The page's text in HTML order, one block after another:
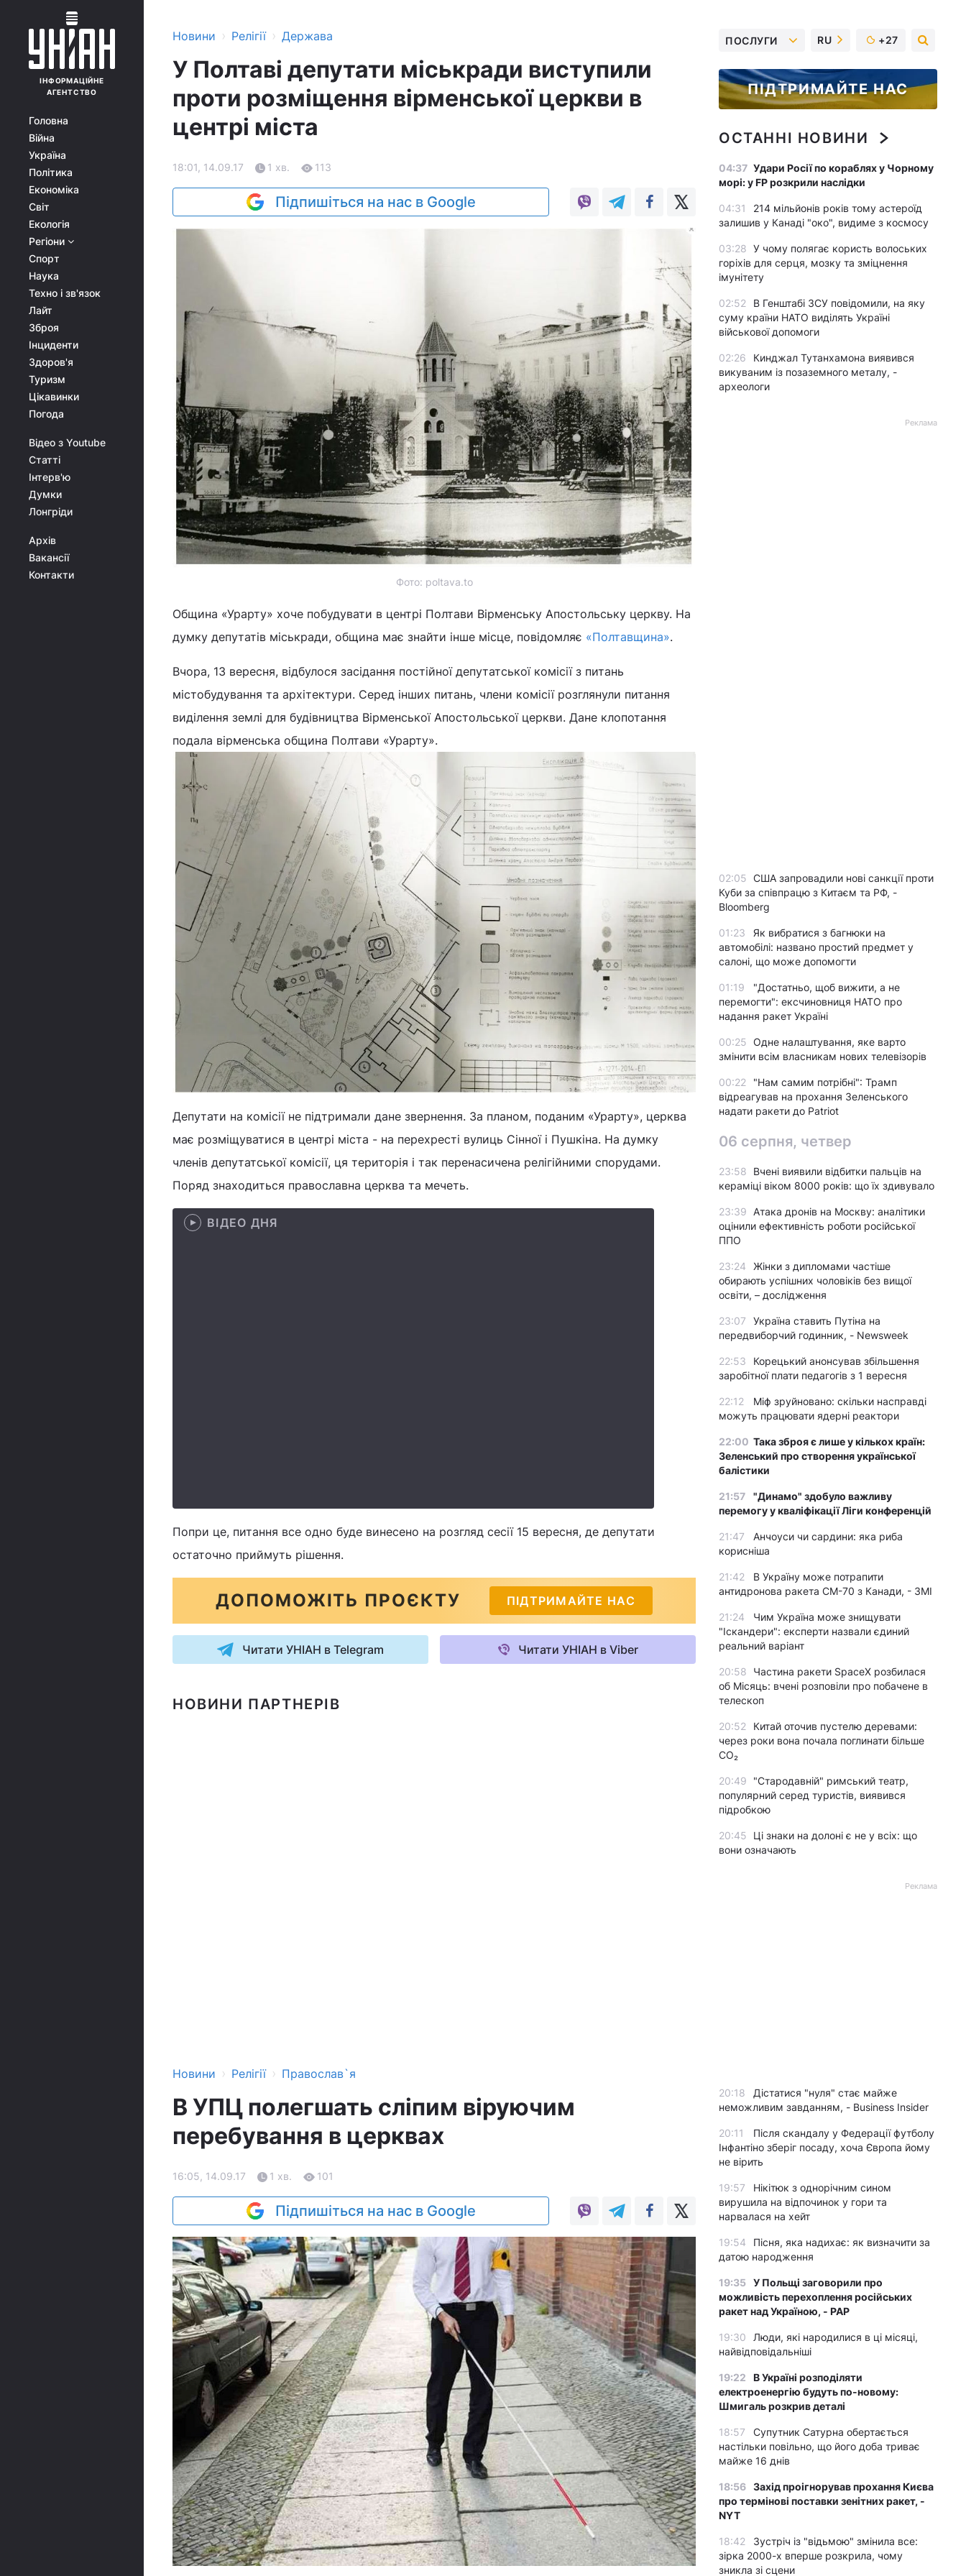
ІНФОРМАЦІЙНЕ
АГЕНТСТВО
Головна
Війна
Україна
Політика
Економіка
Світ
Екологія
Регіони
Спорт
Наука
Техно і зв'язок
Лайт
Зброя
Інциденти
Здоров'я
Туризм
Цікавинки
Погода
Відео з Youtube
Статті
Інтерв'ю
Думки
Лонгріди
Архів
Вакансії
Контакти
Новини › Релігії › Держава
У Полтаві депутати міськради виступили
проти розміщення вірменської церкви в
центрі міста
18:01, 14.09.17 1 хв. 113
Підпишіться на нас в Google
Фото: poltava.to
Община «Урарту» хоче побудувати в центрі Полтави Вірменську Апостольську церкву. На
думку депутатів міськради, община має знайти інше місце, повідомляє «Полтавщина».
Вчора, 13 вересня, відбулося засідання постійної депутатської комісії з питань
містобудування та архітектури. Серед інших питань, члени комісії розглянули питання
виділення землі для будівництва Вірменської Апостольської церкви. Дане клопотання
подала вірменська община Полтави «Урарту».
Депутати на комісії не підтримали дане звернення. За планом, поданим «Урарту», церква
має розміщуватися в центрі міста - на перехресті вулиць Сінної і Пушкіна. На думку
членів депутатської комісії, ця територія і так перенасичена релігійними спорудами.
Поряд знаходиться православна церква та мечеть.
ВІДЕО ДНЯ
Попри це, питання все одно буде винесено на розгляд сесії 15 вересня, де депутати
остаточно приймуть рішення.
ДОПОМОЖІТЬ ПРОЄКТУ ПІДТРИМАЙТЕ НАС
Читати УНІАН в Telegram Читати УНІАН в Viber
НОВИНИ ПАРТНЕРІВ
Новини › Релігії › Православ`я
В УПЦ полегшать сліпим віруючим
перебування в церквах
16:05, 14.09.17 1 хв. 101
Підпишіться на нас в Google
ПОСЛУГИ RU +27
ПІДТРИМАЙТЕ НАС
ОСТАННІ НОВИНИ
04:37 Удари Росії по кораблях у Чорному
морі: у FP розкрили наслідки
04:31
214 мільйонів років тому астероїд
залишив у Канаді "око", видиме з космосу
03:28 У чому полягає користь волоських
горіхів для серця, мозку та зміцнення
імунітету
02:52
В Генштабі ЗСУ повідомили, на яку
суму країни НАТО виділять Україні
військової допомоги
02:26
Кинджал Тутанхамона виявився
викуваним із позаземного металу, -
археологи
Реклама
02:05 США запровадили нові санкції проти
Куби за співпрацю з Китаєм та РФ, -
Bloomberg
01:23
Як вибратися з багнюки на
автомобілі: названо простий предмет у
салоні, що може допомогти
01:19
"Достатньо, щоб вижити, а не
перемогти": ексчиновниця НАТО про
надання ракет Україні
00:25 Одне налаштування, яке варто
змінити всім власникам нових телевізорів
00:22
"Нам самим потрібні": Трамп
відреагував на прохання Зеленського
надати ракети до Patriot
06 серпня, четвер
23:58
Вчені виявили відбитки пальців на
кераміці віком 8000 років: що їх здивувало
23:39
Атака дронів на Москву: аналітики
оцінили ефективність роботи російської
ППО
23:24
Жінки з дипломами частіше
обирають успішних чоловіків без вищої
освіти, – дослідження
23:07
Україна ставить Путіна на
передвиборчий годинник, - Newsweek
22:53
Корецький анонсував збільшення
заробітної плати педагогів з 1 вересня
22:12
Міф зруйновано: скільки насправді
можуть працювати ядерні реактори
22:00 Така зброя є лише у кількох країн:
Зеленський про створення української
балістики
21:57
"Динамо" здобуло важливу
перемогу у кваліфікації Ліги конференцій
21:47
Анчоуси чи сардини: яка риба
корисніша
21:42
В Україну може потрапити
антидронова ракета CM-70 з Канади, - ЗМІ
21:24
Чим Україна може знищувати
"Іскандери": експерти назвали єдиний
реальний варіант
20:58
Частина ракети SpaceX розбилася
об Місяць: вчені розповіли про побачене в
телескоп
20:52
Китай оточив пустелю деревами:
через роки вона почала поглинати більше
CO₂
20:49
"Стародавній" римський театр,
популярний серед туристів, виявився
підробкою
20:45
Ці знаки на долоні є не у всіх: що
вони означають
Реклама
20:18
Дістатися "нуля" стає майже
неможливим завданням, - Business Insider
20:11
Після скандалу у Федерації футболу
Інфантіно зберіг посаду, хоча Європа йому
не вірить
19:57
Нікітюк з однорічним сином
вирушила на відпочинок у гори та
нарвалася на хейт
19:54
Пісня, яка надихає: як визначити за
датою народження
19:35 У Польщі заговорили про
можливість перехоплення російських
ракет над Україною, - PAP
19:30
Люди, які народилися в ці місяці,
найвідповідальніші
19:22
В Україні розподіляти
електроенергію будуть по-новому:
Шмигаль розкрив деталі
18:57
Супутник Сатурна обертається
настільки повільно, що його доба триває
майже 16 днів
18:56 Захід проігнорував прохання Києва
про термінові поставки зенітних ракет, -
NYT
18:42
Зустріч із "відьмою" змінила все:
зірка 2000-х вперше розкрила, чому
зникла зі сцени